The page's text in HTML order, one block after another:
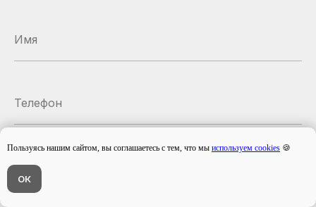
Пользуясь нашим сайтом, вы соглашаетесь с тем, что мы используем cookies 🍪
ОК